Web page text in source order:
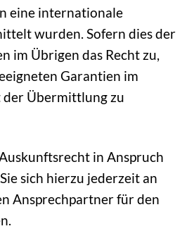
eine internationale
wurden. Sofern dies der
im Übrigen das Recht zu,
Garantien im
der Übermittlung zu
in Anspruch
sich hierzu jederzeit an
Ansprechpartner für den